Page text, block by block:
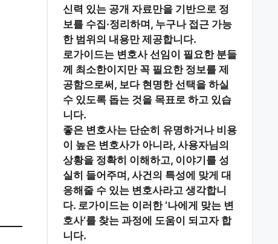
신력 있는 공개 자료만을 기반으로 정
보를 수집·정리하며, 누구나 접근 가능
한 범위의 내용만 제공합니다.
로가이드는 변호사 선임이 필요한 분들
께 최소한이지만 꼭 필요한 정보를 제
공함으로써, 보다 현명한 선택을 하실
수 있도록 돕는 것을 목표로 하고 있습
니다.
좋은 변호사는 단순히 유명하거나 비용
이 높은 변호사가 아니라, 사용자님의
상황을 정확히 이해하고, 이야기를 성
실히 들어주며, 사건의 특성에 맞게 대
응해줄 수 있는 변호사라고 생각합니
다. 로가이드는 이러한 ‘나에게 맞는 변
호사’를 찾는 과정에 도움이 되고자 합
니다.